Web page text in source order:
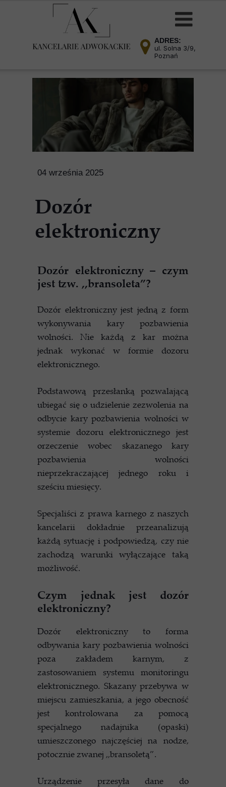
ADRES:
ul. Solna 3/9,
Poznań
Dozór elektroniczny – czym
jest tzw. ,,bransoleta”?
Dozór elektroniczny jest jedną z form
wykonywania kary pozbawienia
wolności. Nie każdą z kar można
jednak wykonać w formie dozoru
elektronicznego.
Podstawową przesłanką pozwalającą
ubiegać się o udzielenie zezwolenia na
odbycie kary pozbawienia wolności w
systemie dozoru elektronicznego jest
orzeczenie wobec skazanego kary
pozbawienia wolności
nieprzekraczającej jednego roku i
sześciu miesięcy.
Specjaliści z prawa karnego z naszych
kancelarii dokładnie przeanalizują
każdą sytuację i podpowiedzą, czy nie
zachodzą warunki wyłączające taką
możliwość.
Czym jednak jest dozór
elektroniczny?
Dozór elektroniczny to forma
odbywania kary pozbawienia wolności
poza zakładem karnym, z
zastosowaniem systemu monitoringu
elektronicznego. Skazany przebywa w
miejscu zamieszkania, a jego obecność
jest kontrolowana za pomocą
specjalnego nadajnika (opaski)
umieszczonego najczęściej na nodze,
potocznie zwanej ,,bransoletą”.
Urządzenie przesyła dane do
Dozór
elektroniczny
04 września 2025